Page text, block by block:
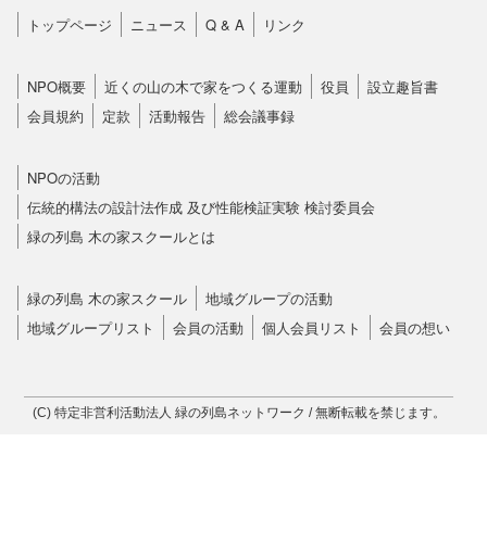
トップページ ニュース Q & A リンク
NPO概要 近くの山の木で家をつくる運動 役員
設立趣旨書
会員規約
定款 活動報告 総会議事録
NPOの活動
伝統的構法の設計法作成 及び性能検証実験 検討委員会
緑の列島 木の家スクールとは
緑の列島 木の家スクール
地域グループの活動
地域グループリスト
会員の活動 個人会員リスト 会員の想い
(C) 特定非営利活動法人 緑の列島ネットワーク / 無断転載を禁じます。